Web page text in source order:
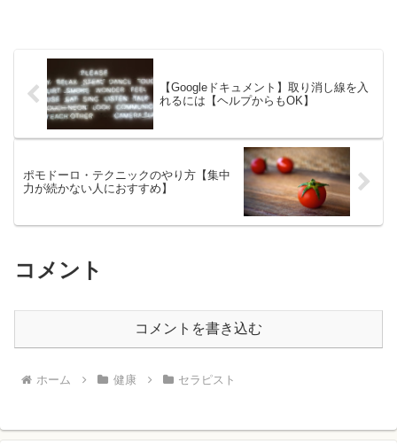
【Googleドキュメント】取り消し線を入
れるには【ヘルプからもOK】
ポモドーロ・テクニックのやり方【集中
力が続かない人におすすめ】
コメント
コメントを書き込む
ホーム 健康 セラピスト